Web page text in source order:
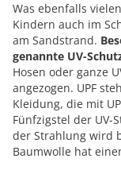
Was ebenfalls
Kindern auch im
am Sandstrand.
genannte UV-
Hosen oder ganze
angezogen. UPF
Kleidung, die mit
Fünfzigstel der UV-
der Strahlung wird
Baumwolle hat